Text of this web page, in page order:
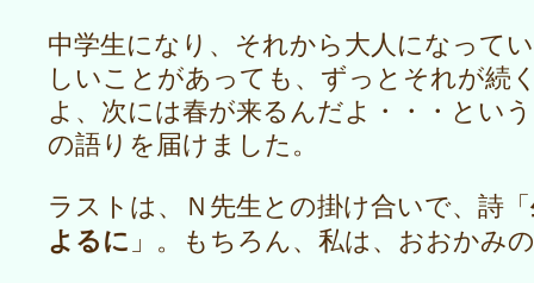
中学生になり、それから大人になって
しいことがあっても、ずっとそれが続
よ、次には春が来るんだよ・・・とい
の語りを届けました。
ラストは、Ｎ先生との掛け合いで、詩「
よるに 」。もちろん、私は、おおかみ